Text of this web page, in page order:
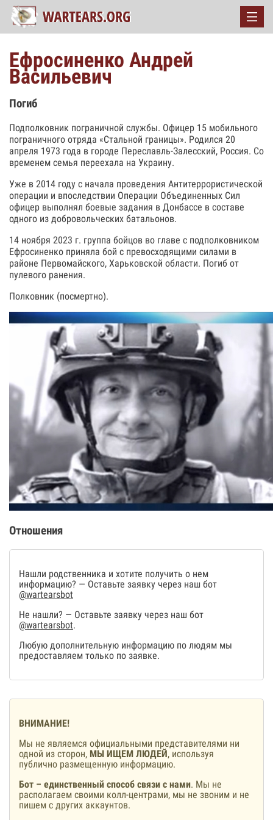
Ефросиненко Андрей
Васильевич
Погиб
Подполковник пограничной службы. Офицер 15 мобильного
пограничного отряда «Стальной границы». Родился 20
апреля 1973 года в городе Переславль-Залесский, Россия. Со
временем семья переехала на Украину.
Уже в 2014 году с начала проведения Антитеррористической
операции и впоследствии Операции Объединенных Сил
офицер выполнял боевые задания в Донбассе в составе
одного из добровольческих батальонов.
14 ноября 2023 г. группа бойцов во главе с подполковником
Ефросиненко приняла бой с превосходящими силами в
районе Первомайского, Харьковской области. Погиб от
пулевого ранения.
Полковник (посмертно).
Отношения
Нашли родственника и хотите получить о нем
информацию? — Оставьте заявку через наш бот
@wartearsbot
Не нашли? — Оставьте заявку через наш бот
@wartearsbot.
Любую дополнительную информацию по людям мы
предоставляем только по заявке.
ВНИМАНИЕ!
Мы не являемся официальными представителями ни
одной из сторон, МЫ ИЩЕМ ЛЮДЕЙ, используя
публично размещенную информацию.
Бот – единственный способ связи с нами. Мы не
располагаем своими колл-центрами, мы не звоним и не
пишем с других аккаунтов.